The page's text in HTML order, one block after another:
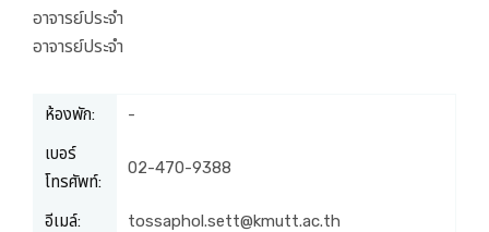
อาจารย์ประจำ
อาจารย์ประจำ
ห้องพัก:
-
เบอร์
โทรศัพท์:
02-470-9388
อีเมล์: tossaphol.sett@kmutt.ac.th